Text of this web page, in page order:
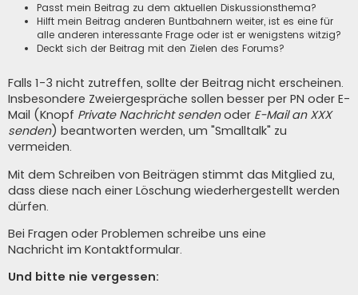
Passt mein Beitrag zu dem aktuellen Diskussionsthema?
Hilft mein Beitrag anderen Buntbahnern weiter, ist es eine für
alle anderen interessante Frage oder ist er wenigstens witzig?
Deckt sich der Beitrag mit den Zielen des Forums?
Falls 1-3 nicht zutreffen, sollte der Beitrag nicht erscheinen.
Insbesondere Zweiergespräche sollen besser per PN oder E-
Mail (Knopf Private Nachricht sendenoder E-Mail an XXX
senden) beantworten werden, um "Smalltalk" zu
vermeiden.
Mit dem Schreiben von Beiträgen stimmt das Mitglied zu,
dass diese nach einer Löschung wiederhergestellt werden
dürfen.
Bei Fragen oder Problemen schreibe uns eine
Nachricht im Kontaktformular.
Und bitte nie vergessen: